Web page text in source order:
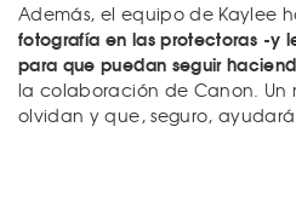
Además, el equipo de Kaylee
fotografía en las protectoras -y
para que puedan seguir
la colaboración de Canon. Un
olvidan y que, seguro,